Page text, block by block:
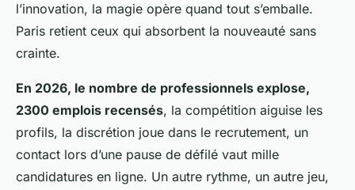
l’innovation, la magie opère quand tout s’emballe.
Paris retient ceux qui absorbent la nouveauté sans
crainte.
En 2026, le nombre de professionnels explose,
2300 emplois recensés, la compétition aiguise les
profils, la discrétion joue dans le recrutement, un
contact lors d’une pause de défilé vaut mille
candidatures en ligne. Un autre rythme, un autre jeu,